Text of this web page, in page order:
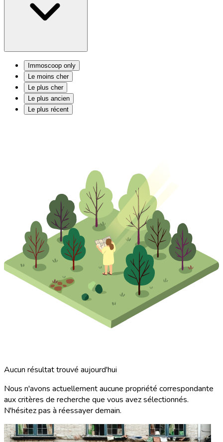
Immoscoop only
Le moins cher
Le plus cher
Le plus ancien
Le plus récent
Aucun résultat trouvé aujourd'hui
Nous n'avons actuellement aucune propriété correspondante
aux critères de recherche que vous avez sélectionnés.
N'hésitez pas à réessayer demain.